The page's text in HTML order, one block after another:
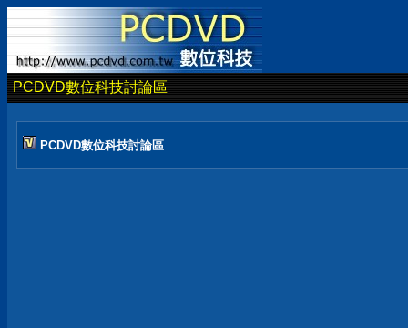
PCDVD數位科技討論區
PCDVD數位科技討論區